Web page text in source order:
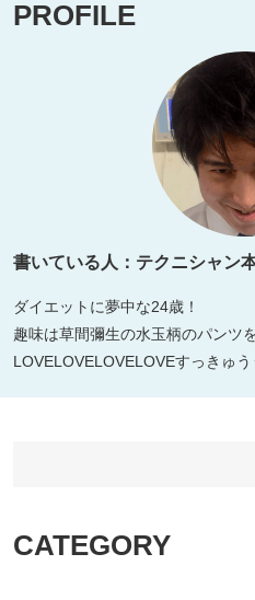
PROFILE
書いている人：テクニシャン
ダイエットに夢中な24歳！
趣味は草間彌生の水玉柄のパンツ
LOVELOVELOVELOVEすっきゅ
CATEGORY